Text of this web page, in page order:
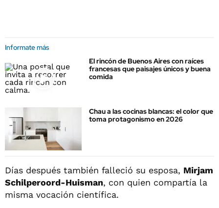
Informate más
El rincón de Buenos Aires con raíces
francesas que paisajes únicos y buena
comida
Chau a las cocinas blancas: el color que
toma protagonismo en 2026
Días después también falleció su esposa, Mirjam
Schilperoord-Huisman, con quien compartía la
misma vocación científica.